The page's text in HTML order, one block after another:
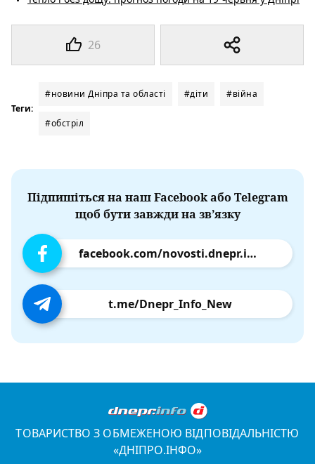
26
Теги:
#новини Дніпра та області #діти #війна
#обстріл
Підпишіться на наш Facebook або Telegram
щоб бути завжди на зв’язку
facebook.com/novosti.dnepr.info
t.me/Dnepr_Info_New
ТОВАРИСТВО З ОБМЕЖЕНОЮ ВІДПОВІДАЛЬНІСТЮ
«ДНІПРО.ІНФО»